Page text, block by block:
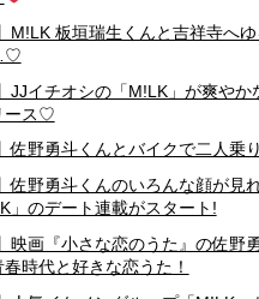
M!LK 板垣瑞生くんと吉祥寺へ
JJイチオシの「M!LK」が爽やか
ース♡
佐野勇斗くんとバイクで二人
佐野勇斗くんのいろんな顔が見
」のデート連載がスタート!
映画『小さな恋のうた』の佐野
時代と好きな恋うた！